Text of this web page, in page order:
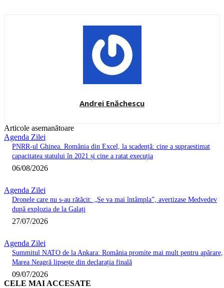
Andrei Enăchescu
Articole asemanătoare
Agenda Zilei
PNRR-ul Ghinea. România din Excel, la scadență: cine a supraestimat
capacitatea statului în 2021 și cine a ratat execuția
06/08/2026
Agenda Zilei
Dronele care nu s-au rătăcit: „Se va mai întâmpla”, avertizase Medvedev
după explozia de la Galați
27/07/2026
Agenda Zilei
Summitul NATO de la Ankara: România promite mai mult pentru apărare,
Marea Neagră lipsește din declarația finală
09/07/2026
CELE MAI ACCESATE